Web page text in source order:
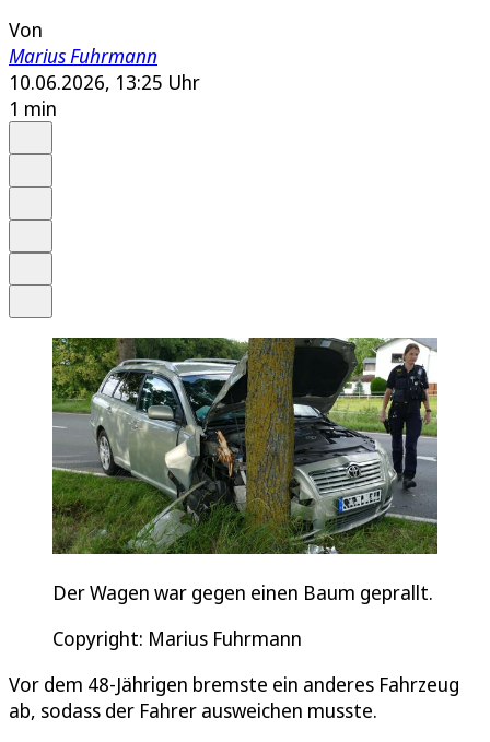
Von
Marius Fuhrmann
10.06.2026, 13:25 Uhr
1 min
Der Wagen war gegen einen Baum geprallt.
Copyright: Marius Fuhrmann
Vor dem 48-Jährigen bremste ein anderes Fahrzeug
ab, sodass der Fahrer ausweichen musste.